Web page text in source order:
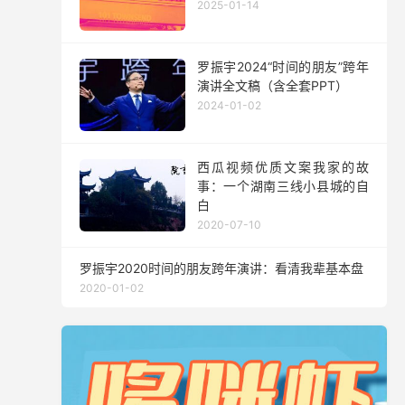
2025-01-14
罗振宇2024“时间的朋友”跨年
演讲全文稿（含全套PPT）
2024-01-02
西瓜视频优质文案我家的故
事：一个湖南三线小县城的自
白
2020-07-10
罗振宇2020时间的朋友跨年演讲：看清我辈基本盘
2020-01-02